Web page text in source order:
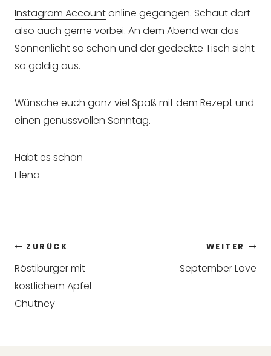
Instagram Accountonline gegangen. Schaut dort
also auch gerne vorbei. An dem Abend war das
Sonnenlicht so schön und der gedeckte Tisch sieht
so goldig aus.
Wünsche euch ganz viel Spaß mit dem Rezept und
einen genussvollen Sonntag.
Habt es schön
Elena
Beitragsnavigation
ZURÜCK
Röstiburger mit
köstlichem Apfel
Chutney
WEITER
September Love